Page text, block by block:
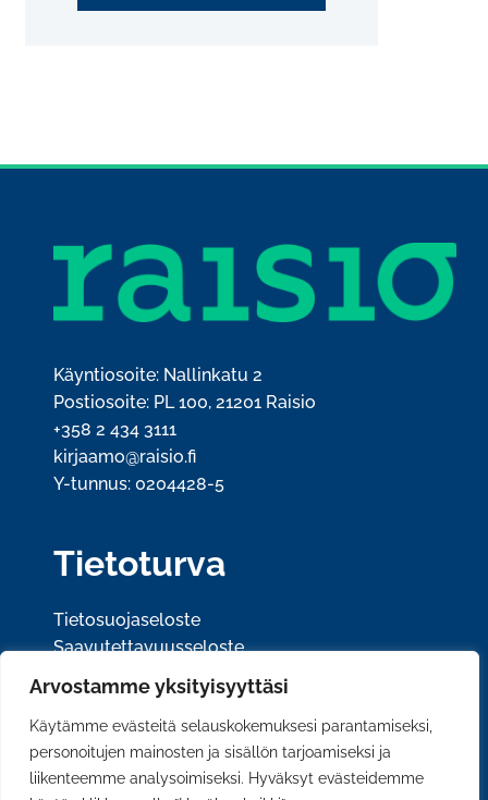
Arvostamme yksityisyyttäsi
Käytämme evästeitä selauskokemuksesi parantamiseksi,
personoitujen mainosten ja sisällön tarjoamiseksi ja
liikenteemme analysoimiseksi. Hyväksyt evästeidemme
Käyntiosoite: Nallinkatu 2
Postiosoite: PL 100, 21201 Raisio
+358 2 434 3111
kirjaamo@raisio.fi
Y-tunnus: 0204428-5
Tietoturva
Tietosuojaseloste
Saavutettavuusseloste
Sosiaalinen media